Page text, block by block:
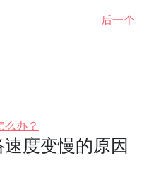
后一个
办？
度变慢的原因